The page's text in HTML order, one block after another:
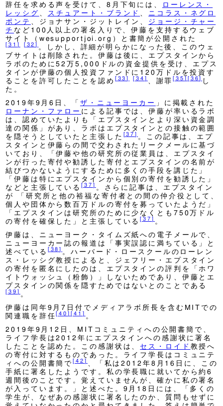
辞任を求める声を受けて、8月下旬には、
ローレンス・
レッシグ
スチュアート・ブランド
ニコラス・ネグロ
ポンテ
、ジョナサン・ジットレイン、 ジョージ・チャー
チ など100人以上の署名入りで、伊藤を支持するウェブ
サイト（wesupportjoi.org）と書簡が公開された
[31 ] [ 32] 。しかし、詳細が明らかになった後、このウェ
ブサイトは削除された。伊藤は後に、エプスタインから
ラボのために52万5,000ドルの資金提供を受け、エプス
タインが伊藤の個人投資ファンドに120万ドルを投資す
ることを許可したことを認め [ 33] [ 34 ] 、謝罪[35 ] [ 36] し
た。
2019年9月6日、「 ザ・ニューヨーカー 」に掲載された
ローナン・ファロー による記事では、伊藤が率いるラボ
は、認めていたよりも「エプスタインとより深い資金調
達の関係」があり、ラボはエプスタインとの接触の範囲
を隠そうとしていたと主張した [37] 。この記事は、エプ
スタインと伊藤らの間で交わされたリークメールに基づ
いており、「伊藤や他の研究所の従業員は、エプスタイ
ンが行った寄付や勧誘した寄付とエプスタインの名前が
結びつかないようにするために多くの手段を講じた」
「伊藤は特にエプスタインから個別の寄付を勧誘した」
などと主張している[37 ] 。さらに記事は、エプスタイン
が 「研究所と他の裕福な寄付者との間の仲介役として、
個人や団体から数百万ドルの寄付を募っていたようだ」
「エプスタインは研究所のために少なくとも750万ドル
の寄付を確保した」と主張している[37 ] 。
伊藤は、ニューヨーク・タイムズ紙への電子メールで、
ニューヨーカー誌の報道は「事実誤認に満ちている」と
述べている [ 38] 。ハーバード・ロースクールのローレン
ス・レッシグ教授によると、ジェフリー・エプスタイン
の寄付を匿名にしたのは、エプスタインの評判を「ホワ
イトウォッシュ（粉飾）」しないためであり、伊藤とエ
プスタインの関係を隠すためではないとのことである
[39 ] 。
伊藤は同年9月7日付でメディアラボ所長を含むMITでの
関連職を辞任[40] [ 41 ] 。
2019年9月12日、MITコミュニティへの公開書簡で、
ライフ学長は2012年にエプスタインへの感謝状に署名
したことを認めた。この感謝状は、 セス・ロイド 教授へ
の寄付に対するものであった。ライフ学長はコミュニテ
ィへの公開書簡で[42 ] 、「私は2012年8月16日に、この
手紙に署名したようです。私の学長職に就いてから約6
週間後のことです。覚えていませんが、確かに私の署名
が入っています。」と述べた。9月18日には、「多くの
学生が、なぜあの感謝状に署名したのか、質問もせずに